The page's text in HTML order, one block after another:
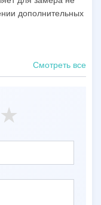
дополнительных
Смотреть все